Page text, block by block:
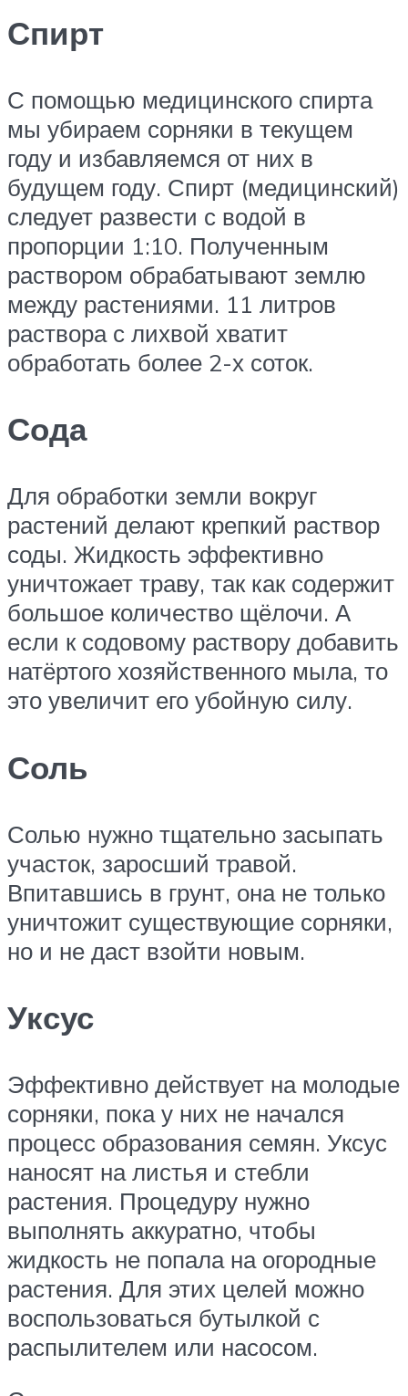
Спирт
С помощью медицинского спирта
мы убираем сорняки в текущем
году и избавляемся от них в
будущем году. Спирт (медицинский)
следует развести с водой в
пропорции 1:10. Полученным
раствором обрабатывают землю
между растениями. 11 литров
раствора с лихвой хватит
обработать более 2-х соток.
Сода
Для обработки земли вокруг
растений делают крепкий раствор
соды. Жидкость эффективно
уничтожает траву, так как содержит
большое количество щёлочи. А
если к содовому раствору добавить
натёртого хозяйственного мыла, то
это увеличит его убойную силу.
Соль
Солью нужно тщательно засыпать
участок, заросший травой.
Впитавшись в грунт, она не только
уничтожит существующие сорняки,
но и не даст взойти новым.
Уксус
Эффективно действует на молодые
сорняки, пока у них не начался
процесс образования семян. Уксус
наносят на листья и стебли
растения. Процедуру нужно
выполнять аккуратно, чтобы
жидкость не попала на огородные
растения. Для этих целей можно
воспользоваться бутылкой с
распылителем или насосом.